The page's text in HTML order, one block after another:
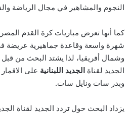
النجوم والمشاهير في مجال الرياضة
كما أنها تعرض مباريات كرة القدم
شهرة واسعة وقاعدة جماهيرية عريضة
وشمال أفريقيا، لذا يشتد البحث من قبل
الجديد لقناة الجديد اللبنانية على
وبدر سات ونايل سات.
يزداد البحث حولتردد الجديد لقناة